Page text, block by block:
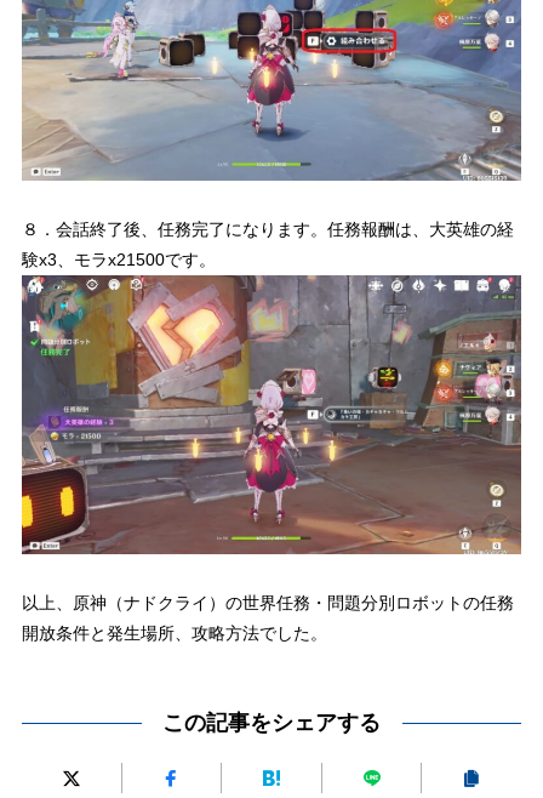
８．会話終了後、任務完了になります。任務報酬は、大英雄の経
験x3、モラx21500です。
以上、原神（ナドクライ）の世界任務・問題分別ロボットの任務
開放条件と発生場所、攻略方法でした。
この記事をシェアする